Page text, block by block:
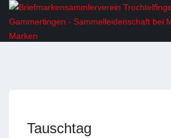
Tauschtag